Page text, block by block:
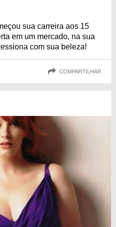
sua carreira aos 15
em um mercado, na sua
com sua beleza!
COMPARTILHAR